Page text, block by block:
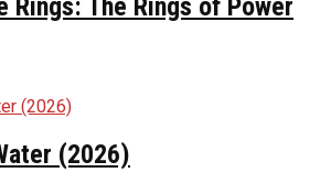
Rings: The Rings of Power
(2026)